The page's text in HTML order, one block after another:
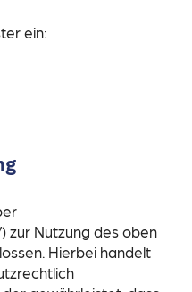
ein:
zur Nutzung des oben
Hierbei handelt